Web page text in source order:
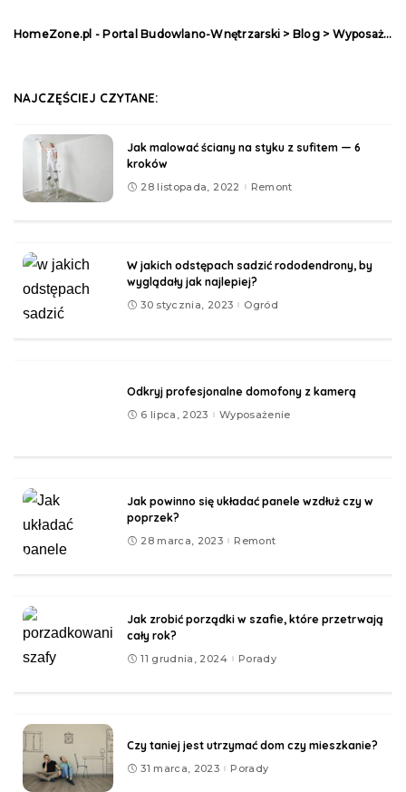
HomeZone.pl - Portal Budowlano-Wnętrzarski > Blog> Wyposażenie
NAJCZĘŚCIEJ CZYTANE:
Jak malować ściany na styku z sufitem — 6
kroków
28 listopada, 2022 Remont
W jakich odstępach sadzić rododendrony, by
wyglądały jak najlepiej?
30 stycznia, 2023 Ogród
Odkryj profesjonalne domofony z kamerą
6 lipca, 2023 Wyposażenie
Jak powinno się układać panele wzdłuż czy w
poprzek?
28 marca, 2023 Remont
Jak zrobić porządki w szafie, które przetrwają
cały rok?
11 grudnia, 2024 Porady
Czy taniej jest utrzymać dom czy mieszkanie?
31 marca, 2023 Porady